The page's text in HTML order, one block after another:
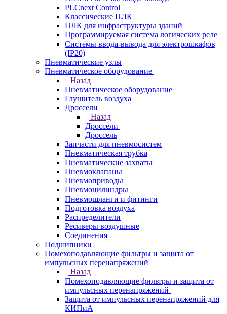
PLCnext Control
Классические ПЛК
ПЛК для инфраструктуры зданий
Программируемая система логических реле
Системы ввода-вывода для электрошкафов
(IP20)
Пневматические узлы
Пневматическое оборудование
Назад
Пневматическое оборудование
Глушитель воздуха
Дроссели
Назад
Дроссели
Дроссель
Запчасти для пневмосистем
Пневматическая трубка
Пневматические захваты
Пневмоклапаны
Пневмоприводы
Пневмоцилиндры
Пневмошланги и фитинги
Подготовка воздуха
Распределители
Ресиверы воздушные
Соединения
Подшипники
Помехоподавляющие фильтры и защита от
импульсных перенапряжений
Назад
Помехоподавляющие фильтры и защита от
импульсных перенапряжений
Защита от импульсных перенапряжений для
КИПиА